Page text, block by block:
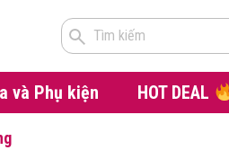
Tìm kiếm
và Phụ kiện HOT DEAL